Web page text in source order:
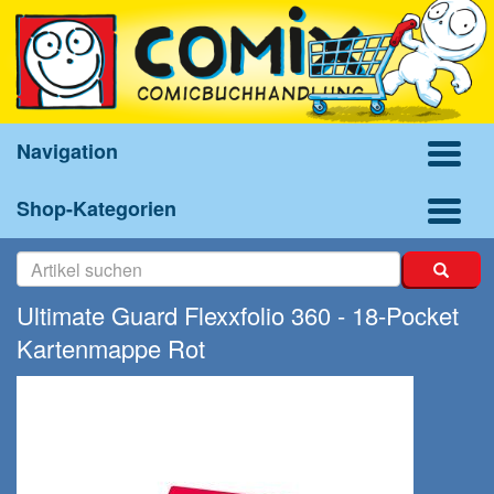
Navigation
Shop-Kategorien
Ultimate Guard Flexxfolio 360 - 18-Pocket
Kartenmappe Rot